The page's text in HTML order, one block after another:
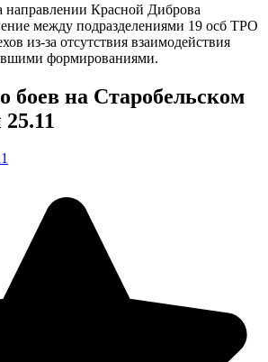
Красной Диброва
между подразделениями 19 осб ТРО
из-за отсутствия взаимодействия
формированиями.
боев на Старобельском